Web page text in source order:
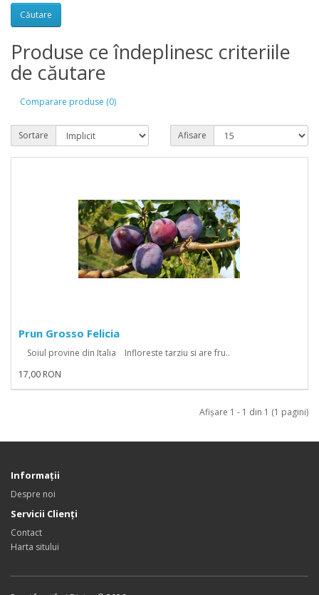
Produse ce îndeplinesc criteriile
de căutare
Comparare produse (0)
Sortare Afisare
Prun Grosso Felicia
Soiul provine din Italia Infloreste tarziu si are fru..
17,00 RON
Afişare 1 - 1 din 1 (1 pagini)
Informaţii
Despre noi
Servicii Clienţi
Contact
Harta sitului